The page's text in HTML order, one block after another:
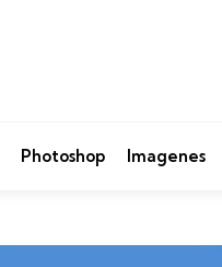
Photoshop Imagenes